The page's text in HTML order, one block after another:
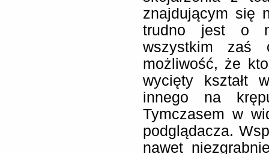
znajdującym się
trudno jest o
wszystkim zaś
możliwość, że
wycięty kształt
innego na
Tymczasem w
podglądacza.
nawet